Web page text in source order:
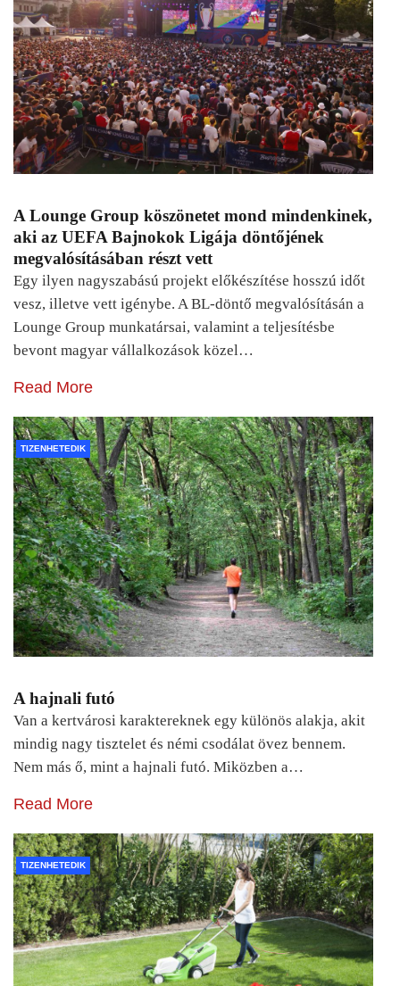
A Lounge Group köszönetet mond mindenkinek,
aki az UEFA Bajnokok Ligája döntőjének
megvalósításában részt vett
Egy ilyen nagyszabású projekt előkészítése hosszú időt
vesz, illetve vett igénybe. A BL-döntő megvalósításán a
Lounge Group munkatársai, valamint a teljesítésbe
bevont magyar vállalkozások közel…
Read More
TIZENHETEDIK
A hajnali futó
Van a kertvárosi karaktereknek egy különös alakja, akit
mindig nagy tisztelet és némi csodálat övez bennem.
Nem más ő, mint a hajnali futó. Miközben a…
Read More
TIZENHETEDIK